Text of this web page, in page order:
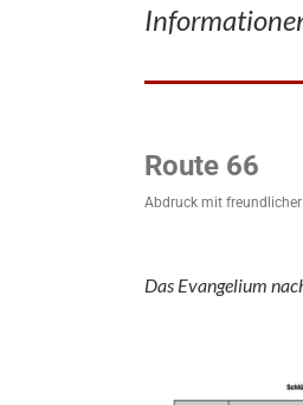
Route 66
Abdruck mit
Das Evangelium